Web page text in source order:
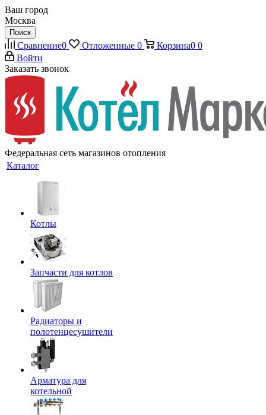
Ваш город
Москва
Поиск
Сравнение0 Отложенные 0 Корзина0 0
Войти
Заказать звонок
Федеральная сеть магазинов отопления
Каталог
Котлы
Запчасти для котлов
Радиаторы и
полотенцесушители
Арматура для
котельной